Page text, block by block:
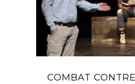
COMBAT